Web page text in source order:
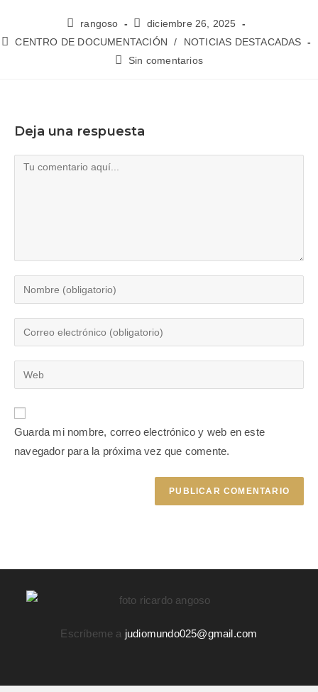
rangoso
diciembre 26, 2025
CENTRO DE DOCUMENTACIÓN
/
NOTICIAS DESTACADAS
Sin comentarios
Deja una respuesta
Guarda mi nombre, correo electrónico y web en este
navegador para la próxima vez que comente.
Escríbeme a judiomundo025@gmail.com